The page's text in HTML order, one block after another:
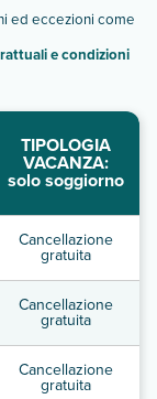
ed eccezioni come
e condizioni
TIPOLOGIA
VACANZA:
solo soggiorno
Cancellazione
gratuita
Cancellazione
gratuita
Cancellazione
gratuita